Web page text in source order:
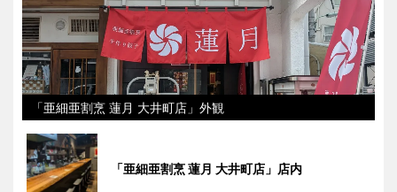
「亜細亜割烹 蓮月 大井町店」外観
「亜細亜割烹 蓮月 大井町店」店内